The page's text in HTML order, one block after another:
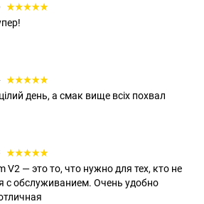
день, а смак вище всіх похвал
V2 — это то, что нужно для тех, кто не
с обслуживанием. Очень удобно